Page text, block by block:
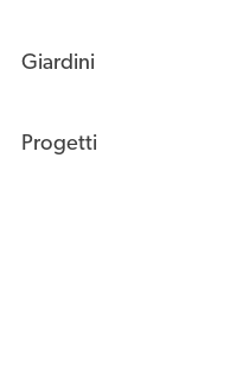
Giardini
Progetti